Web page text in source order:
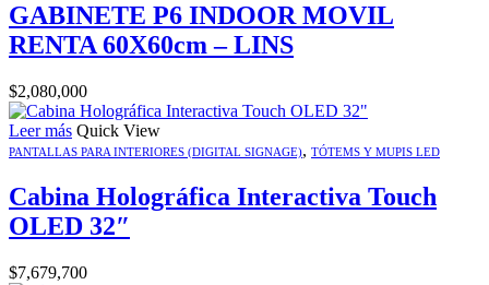
GABINETE P6 INDOOR MOVIL
RENTA 60X60cm – LINS
$2,080,000
Leer más Quick View
PANTALLAS PARA INTERIORES (DIGITAL SIGNAGE), TÓTEMS Y MUPIS LED
Cabina Holográfica Interactiva Touch
OLED 32″
$7,679,700